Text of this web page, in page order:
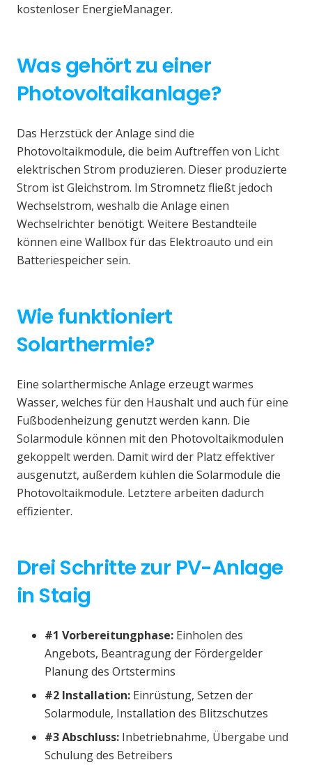
kostenloser EnergieManager.
Was gehört zu einer
Photovoltaikanlage?
Das Herzstück der Anlage sind die
Photovoltaikmodule, die beim Auftreffen von Licht
elektrischen Strom produzieren. Dieser produzierte
Strom ist Gleichstrom. Im Stromnetz fließt jedoch
Wechselstrom, weshalb die Anlage einen
Wechselrichter benötigt. Weitere Bestandteile
können eine Wallbox für das Elektroauto und ein
Batteriespeicher sein.
Wie funktioniert
Solarthermie?
Eine solarthermische Anlage erzeugt warmes
Wasser, welches für den Haushalt und auch für eine
Fußbodenheizung genutzt werden kann. Die
Solarmodule können mit den Photovoltaikmodulen
gekoppelt werden. Damit wird der Platz effektiver
ausgenutzt, außerdem kühlen die Solarmodule die
Photovoltaikmodule. Letztere arbeiten dadurch
effizienter.
Drei Schritte zur PV-Anlage
in Staig
#1 Vorbereitungphase: Einholen des
Angebots, Beantragung der Fördergelder
Planung des Ortstermins
#2 Installation: Einrüstung, Setzen der
Solarmodule, Installation des Blitzschutzes
#3 Abschluss: Inbetriebnahme, Übergabe und
Schulung des Betreibers